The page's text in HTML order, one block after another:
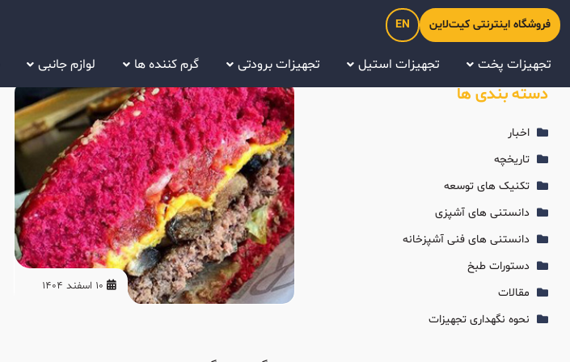
فروشگاه اینترنتی کیت‌لاین EN
تجهیزات پخت تجهیزات استیل تجهیزات برودتی گرم کننده ها لوازم جانبی
دسته بندی ها
اخبار
تاریخچه
تکنیک های توسعه
دانستنی های آشپزی
دانستنی های فنی آشپزخانه
دستورات طبخ
مقالات
نحوه نگهداری تجهیزات
10 اسفند 1404